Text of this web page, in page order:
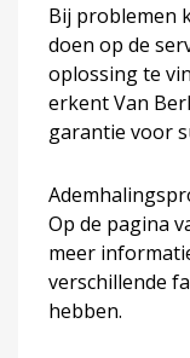
Bij problemen
doen op de
oplossing te
erkent Van
garantie voor
Op de pagina
meer
verschillende
hebben.